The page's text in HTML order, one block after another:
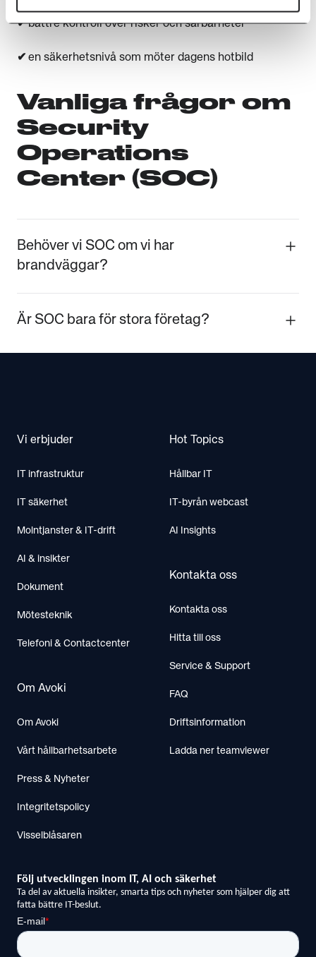
✔bättre kontroll över risker och sårbarheter
✔ en säkerhetsnivå som möter dagens hotbild
Vanliga frågor om
Security
Operations
Center (SOC)
Behöver vi SOC om vi har
brandväggar?
och hanterar hot.
Är SOC bara för stora företag?
Nej. Som tjänst blir det tillgängligt och skalbart
Vi erbjuder
IT infrastruktur
IT säkerhet
Molntjanster & IT-drift
AI & insikter
Dokument
Mötesteknik
Telefoni & Contactcenter
Om Avoki
Om Avoki
Vårt hållbarhetsarbete
Press & Nyheter
Integritetspolicy
Visselblåsaren
Hot Topics
Hållbar IT
IT-byrån webcast
AI Insights
Kontakta oss
Kontakta oss
Hitta till oss
Service & Support
FAQ
Driftsinformation
Ladda ner teamviewer